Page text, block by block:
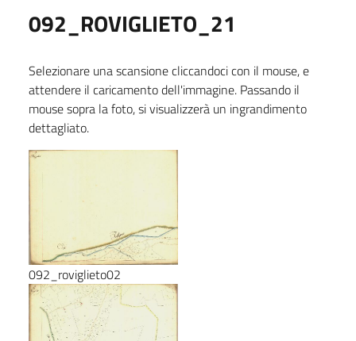
092_ROVIGLIETO_21
Selezionare una scansione cliccandoci con il mouse, e
attendere il caricamento dell'immagine. Passando il
mouse sopra la foto, si visualizzerà un ingrandimento
dettagliato.
092_roviglieto02